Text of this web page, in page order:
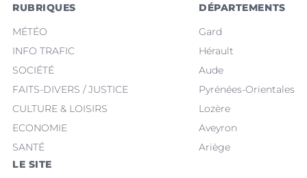
RUBRIQUES
MÉTÉO
INFO TRAFIC
SOCIÉTÉ
FAITS-DIVERS / JUSTICE
CULTURE & LOISIRS
ECONOMIE
SANTÉ
DÉPARTEMENTS
Gard
Hérault
Aude
Pyrénées-Orientales
Lozère
Aveyron
Ariège
LE SITE